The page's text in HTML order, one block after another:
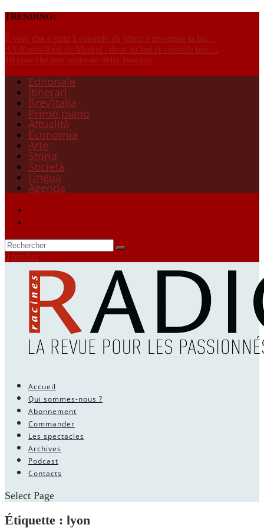
TRENDING:
È vero che è stato Leonardo da Vinci a inventare la bic...
AS Roma-Réal de Madrid : droit au but et contrôle très ...
10 cose che non sapevate della Toscana
Editoriale
Itinerari
Brev’Italia
Primo piano
Attualità
Economia
Arte
Storia
Società
Lingua
Agenda
0 produit
Accueil
Qui sommes-nous ?
Abonnement
Commander
Les spectacles
Archives
Podcast
Contacts
Select Page
Étiquette : lyon